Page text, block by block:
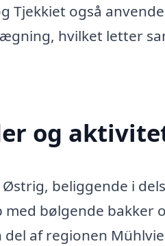
Tjekkiet også
hvilket letter
og
Østrig, beliggende i
bølgende bakker
af regionen